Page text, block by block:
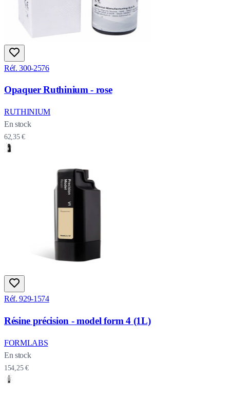
Réf. 300-2576
Opaquer Ruthinium - rose
RUTHINIUM
En stock
62,35 €
Réf. 929-1574
Résine précision - model form 4 (1L)
FORMLABS
En stock
154,25 €